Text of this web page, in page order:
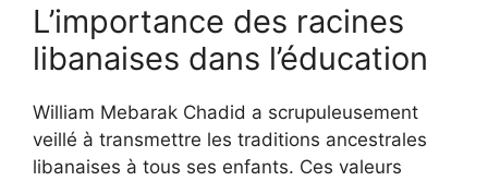
L’importance des racines
libanaises dans l’éducation
William Mebarak Chadid a scrupuleusement
veillé à transmettre les traditions ancestrales
libanaises à tous ses enfants. Ces valeurs